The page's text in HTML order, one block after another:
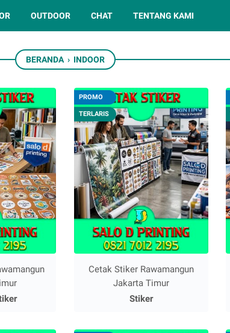
OUTDOOR CHAT TENTANG KAMI
BERANDA › INDOOR
Cetak Stiker Rawamangun
Jakarta Timur
Stiker
PROMO
TERLARIS